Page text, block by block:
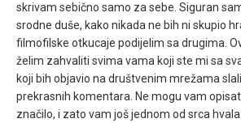
skrivam sebično samo za sebe. Siguran
srodne duše, kako nikada ne bih ni skupio
filmofilske otkucaje podijelim sa drugima.
želim zahvaliti svima vama koji ste mi sa
koji bih objavio na društvenim mrežama
prekrasnih komentara. Ne mogu vam
značilo, i zato vam još jednom od srca